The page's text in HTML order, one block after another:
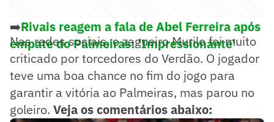
➡️Rivais reagem a fala de Abel Ferreira após
empate do Palmeiras: 'Impressionante'
Nas redes sociais, o zagueiro Murilo foi muito
criticado por torcedores do Verdão. O jogador
teve uma boa chance no fim do jogo para
garantir a vitória ao Palmeiras, mas parou no
goleiro. Veja os comentários abaixo: